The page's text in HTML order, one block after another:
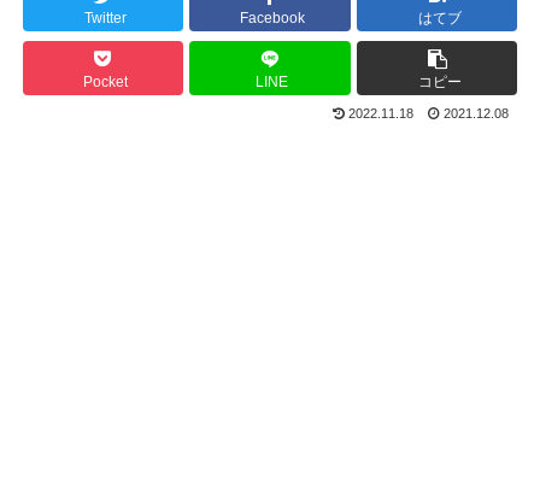
Twitter Facebook はてブ
Pocket LINE コピー
2022.11.18 2021.12.08